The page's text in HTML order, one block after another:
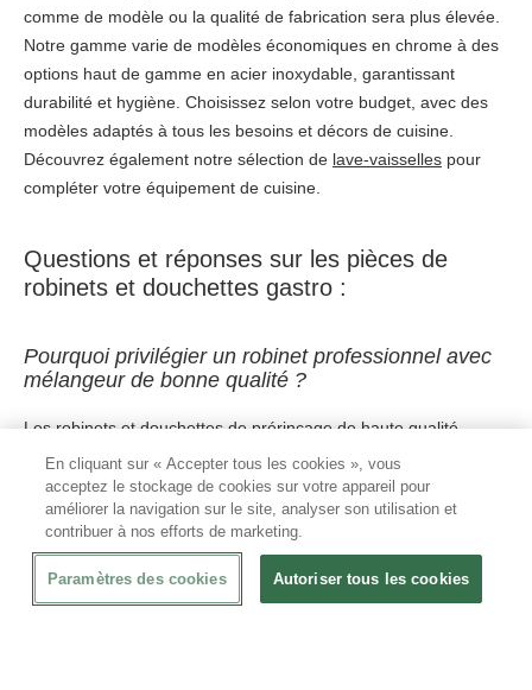
comme de modèle ou la qualité de fabrication sera plus élevée.
Notre gamme varie de modèles économiques en chrome à des
options haut de gamme en acier inoxydable, garantissant
durabilité et hygiène. Choisissez selon votre budget, avec des
modèles adaptés à tous les besoins et décors de cuisine.
Découvrez également notre sélection de lave-vaisselles pour
compléter votre équipement de cuisine.
Questions et réponses sur les pièces de
robinets et douchettes gastro :
Pourquoi privilégier un robinet professionnel avec
mélangeur de bonne qualité ?
Les robinets et douchettes de prérinçage de haute qualité
présentent de nombreux avantages :
Grace à l’achat d’un produit de qualité supérieure, vous
réduisez le risque de problèmes techniques et la nécessité
d'interventions et de suivi de professionnels de plomberie.
Les robinets et les douches de prérinçage de haute qualité
En cliquant sur « Accepter tous les cookies », vous
acceptez le stockage de cookies sur votre appareil pour
améliorer la navigation sur le site, analyser son utilisation et
contribuer à nos efforts de marketing.
Paramètres des cookies Autoriser tous les cookies